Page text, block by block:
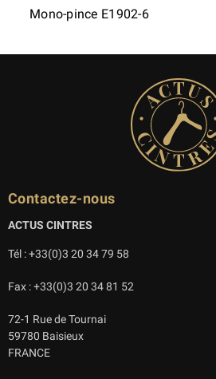
Mono-pince E1902-6
Contactez-nous
ACTUS CINTRES
Tél : +33(0)3 20 34 79 58
Fax : +33(0)3 20 34 81 52
72-1 Rue de Tournai
59780 Baisieux
FRANCE